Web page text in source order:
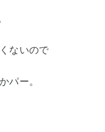
ないので
パー。